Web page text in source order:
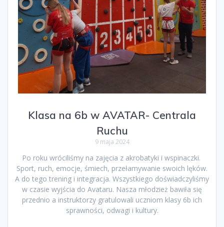
Klasa na 6b w AVATAR- Centrala
Ruchu
9 maja 2024
Po roku wróciliśmy na zajęcia z akrobatyki i wspinaczki.
Sport, ruch, emocje, śmiech, przełamywanie swoich lęków.
A do tego trening i integracja. Wszystkiego doświadczyliśmy
w czasie wyjścia do Avataru. Nasza młodzież bawiła się
przednio a instruktorzy gratulowali uczniom klasy 6b ich
sprawności, odwagi i kultury.